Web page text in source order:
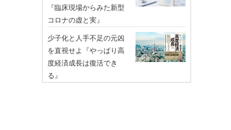
『臨床現場からみた新型
コロナの虚と実』
少子化と人手不足の元凶
を直視せよ『やっぱり高
度経済成長は復活でき
る』